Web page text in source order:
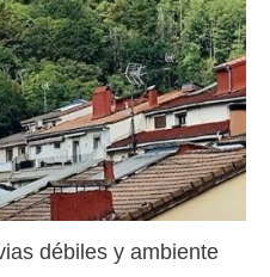
débiles y ambiente